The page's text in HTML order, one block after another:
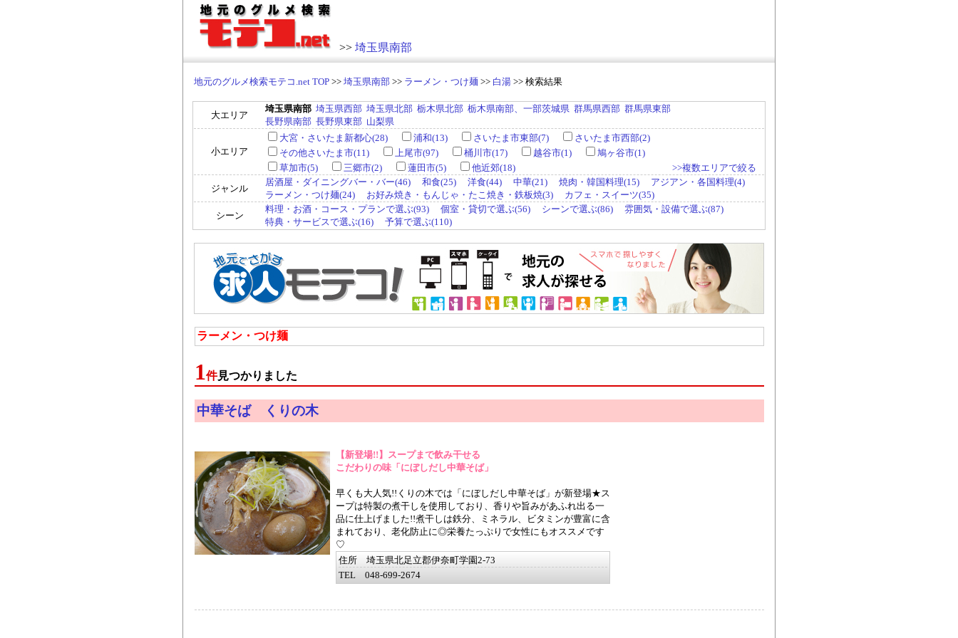
>> 埼玉県南部
地元のグルメ検索モテコ.net TOP >> 埼玉県南部 >> ラーメン・つけ麺 >> 白湯 >> 検索結果
大エリア
埼玉県南部 埼玉県西部 埼玉県北部 栃木県北部 栃木県南部、一部茨城県 群馬県西部 群馬県東部
長野県南部 長野県東部 山梨県
小エリア
大宮・さいたま新都心(28) 浦和(13) さいたま市東部(7)
さいたま市西部(2)
その他さいたま市(11)
上尾市(97) 桶川市(17) 越谷市(1)
鳩ヶ谷市(1)
草加市(5)
三郷市(2) 蓮田市(5) 他近郊(18)
>>複数エリアで絞る
ジャンル
居酒屋・ダイニングバー・バー(46) 和食(25) 洋食(44) 中華(21) 焼肉・韓国料理(15)
アジアン・各国料理(4)
ラーメン・つけ麺(24)
お好み焼き・もんじゃ・たこ焼き・鉄板焼(3)
カフェ・スイーツ(35)
シーン
料理・お酒・コース・プランで選ぶ(93) 個室・貸切で選ぶ(56) シーンで選ぶ(86)
雰囲気・設備で選ぶ(87)
特典・サービスで選ぶ(16)
予算で選ぶ(110)
ラーメン・つけ麺
1件見つかりました
中華そば くりの木
【新登場!!】スープまで飲み干せる
こだわりの味「にぼしだし中華そば」
早くも大人気!!くりの木では「にぼしだし中華そば」が新登場★ス
ープは特製の煮干しを使用しており、香りや旨みがあふれ出る一
品に仕上げました!!煮干しは鉄分、ミネラル、ビタミンが豊富に含
まれており、老化防止に◎栄養たっぷりで女性にもオススメです
♡
住所 埼玉県北足立郡伊奈町学園2-73
TEL 048-699-2674